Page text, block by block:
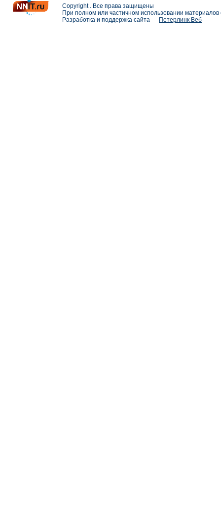
Copyright . Все права защищены
При полном или частичном использовании
Разработка и поддержка сайта — Петерлинк Веб